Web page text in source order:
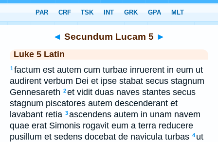
> Secundum Lucam 5
◄ Secundum Lucam 5 ►
Luke 5 Latin
1factum est autem cum turbae inruerent in eum ut
audirent verbum Dei et ipse stabat secus stagnum
Gennesareth 2et vidit duas naves stantes secus
stagnum piscatores autem descenderant et
lavabant retia 3ascendens autem in unam navem
quae erat Simonis rogavit eum a terra reducere
pusillum et sedens docebat de navicula turbas 4 ut